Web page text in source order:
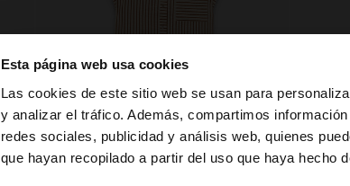
Esta página web usa cookies
Las cookies de este sitio web se usan para
y analizar el tráfico. Además, compartimos
redes sociales, publicidad y análisis web, quienes
que hayan recopilado a partir del uso que haya hecho
hola
Estás accediendo a la web de Ecuador.